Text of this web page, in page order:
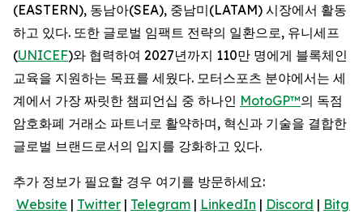
(EASTERN), 동남아(SEA), 중남미(LATAM) 시장에서 활동
하고 있다. 또한 글로벌 임팩트 전략의 일환으로, 유니세프
(UNICEF)와 협력하여 2027년까지 110만 명에게 블록체인
교육을 지원하는 목표를 세웠다. 모터스포츠 분야에서는 세
계에서 가장 짜릿한 챔피언십 중 하나인 MotoGP™의 독점
암호화폐 거래소 파트너로 활약하며, 혁신과 기술을 결합한
글로벌 브랜드로서의 입지를 강화하고 있다.
추가 정보가 필요할 경우 여기를 방문하세요:
Website | Twitter | Telegram | LinkedIn | Discord | Bitget